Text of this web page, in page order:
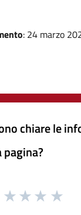
: 24 marzo
chiare le
pagina?